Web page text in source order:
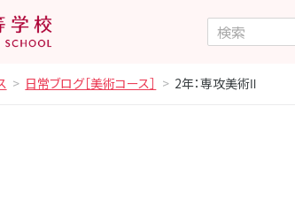
日常ブログ［美術コース］ 2年：専攻美術Ⅱ